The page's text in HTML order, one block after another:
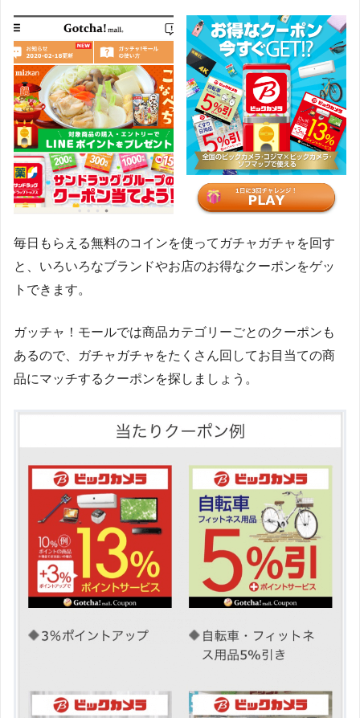
毎日もらえる無料のコインを使ってガチャガチャを回す
と、いろいろなブランドやお店のお得なクーポンをゲッ
トできます。
ガッチャ！モールでは商品カテゴリーごとのクーポンも
あるので、ガチャガチャをたくさん回してお目当ての商
品にマッチするクーポンを探しましょう。